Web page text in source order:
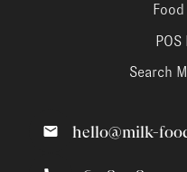
Search
hello@milk-